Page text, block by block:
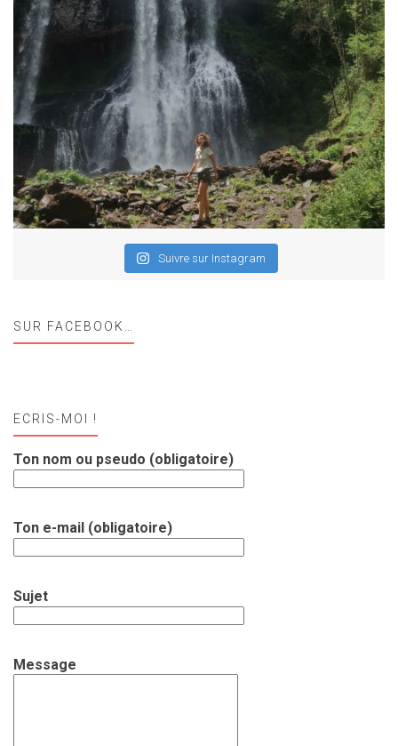
Suivre sur Instagram
SUR FACEBOOK…
ECRIS-MOI !
Ton nom ou pseudo (obligatoire)
Ton e-mail (obligatoire)
Sujet
Message